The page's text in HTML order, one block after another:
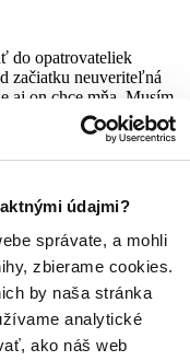
údajmi?
správate, a mohli
zbierame cookies.
by naša stránka
analytické
ako náš web
do opatrovateliek
začiatku neuveriteľná
aj on chce mňa. Musím
vybrať prakticky
v pracovný deň,
nasledujúci